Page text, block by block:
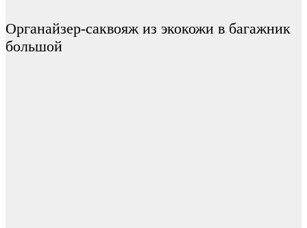
Органайзер-саквояж из экокожи в багажник
большой